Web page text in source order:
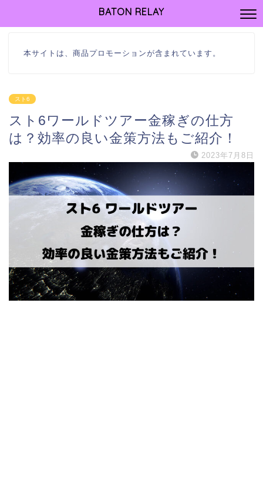
BATON RELAY
本サイトは、商品プロモーションが含まれています。
スト6
スト6ワールドツアー金稼ぎの仕方
は？効率の良い金策方法もご紹介！
2023年7月8日